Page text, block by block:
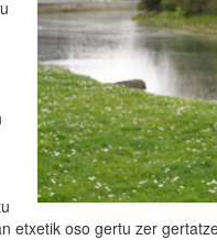
etxetik oso gertu zer